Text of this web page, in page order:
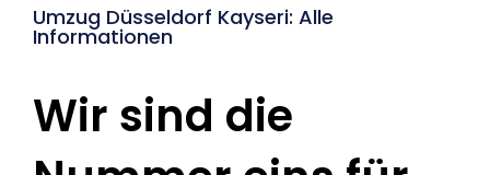
Umzug Düsseldorf Kayseri: Alle
Informationen
Wir sind die